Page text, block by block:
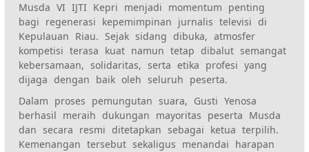
Musda VI IJTI Kepri menjadi momentum penting
bagi regenerasi kepemimpinan jurnalis televisi di
Kepulauan Riau. Sejak sidang dibuka, atmosfer
kompetisi terasa kuat namun tetap dibalut semangat
kebersamaan, solidaritas, serta etika profesi yang
dijaga dengan baik oleh seluruh peserta.
Dalam proses pemungutan suara, Gusti Yenosa
berhasil meraih dukungan mayoritas peserta Musda
dan secara resmi ditetapkan sebagai ketua terpilih.
Kemenangan tersebut sekaligus menandai harapan